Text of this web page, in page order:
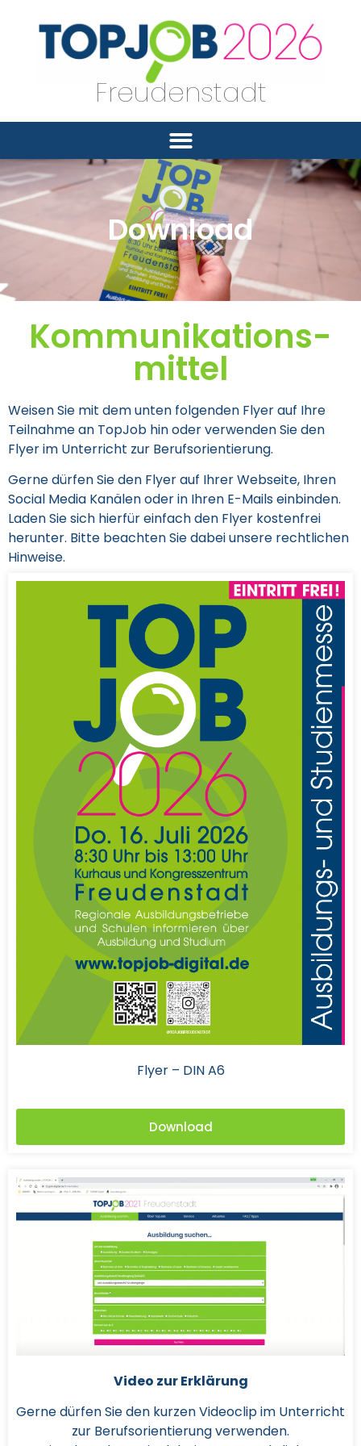
Freudenstadt
Download
Kommu­ni­kations­
mittel
Weisen Sie mit dem unten folgenden Flyer auf Ihre
Teilnahme an TopJob hin oder verwenden Sie den
Flyer im Unterricht zur Berufsorientierung.
Gerne dürfen Sie den Flyer auf Ihrer Webseite, Ihren
Social Media Kanälen oder in Ihren E-Mails einbinden.
Laden Sie sich hierfür einfach den Flyer kostenfrei
herunter. Bitte beachten Sie dabei unsere rechtlichen
Hinweise.
Flyer – DIN A6
Download
Video zur Erklärung
Gerne dürfen Sie den kurzen Videoclip im Unterricht
zur Berufsorientierung verwenden.